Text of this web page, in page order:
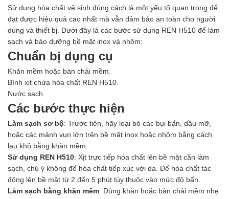
Sử dụng hóa chất vệ sinh đúng cách là một yếu tố quan trọng để
đạt được hiệu quả cao nhất mà vẫn đảm bảo an toàn cho người
dùng và thiết bị. Dưới đây là các bước sử dụng REN H510 để làm
sạch và bảo dưỡng bề mặt inox và nhôm:
Chuẩn bị dụng cụ
Khăn mềm hoặc bàn chải mềm.
Bình xịt chứa hóa chất REN H510.
Nước sạch.
Các bước thực hiện
Làm sạch sơ bộ: Trước tiên, hãy loại bỏ các bụi bẩn, dầu mỡ,
hoặc các mảnh vụn lớn trên bề mặt inox hoặc nhôm bằng cách
lau khô bằng khăn mềm.
Sử dụng REN H510: Xịt trực tiếp hóa chất lên bề mặt cần làm
sạch, chú ý không để hóa chất tiếp xúc với da. Để hóa chất tác
động lên bề mặt từ 2 đến 5 phút tùy thuộc vào mức độ bẩn.
Làm sạch bằng khăn mềm: Dùng khăn hoặc bàn chải mềm nhẹ